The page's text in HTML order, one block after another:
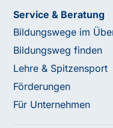
Service & Beratung
Bildungswege im
Bildungsweg finden
Lehre & Spitzensport
Förderungen
Für Unternehmen